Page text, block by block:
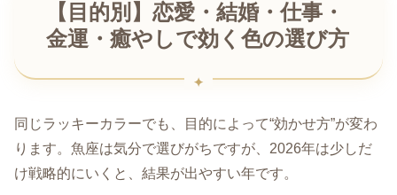
【目的別】恋愛・結婚・仕事・
金運・癒やしで効く色の選び方
同じラッキーカラーでも、目的によって“効かせ方”が変わ
ります。魚座は気分で選びがちですが、2026年は少しだ
け戦略的にいくと、結果が出やすい年です。